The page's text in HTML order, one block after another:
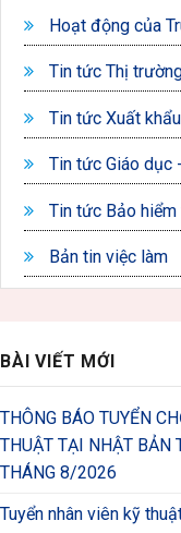
Hoạt động của
Tin tức Thị
Tin tức Xuất
Tin tức Giáo dục
Tin tức Bảo
Bản tin việc làm
BÀI VIẾT MỚI
THÔNG BÁO TUYỂN
THUẬT TẠI NHẬT BẢN
THÁNG 8/2026
Tuyển nhân viên kỹ